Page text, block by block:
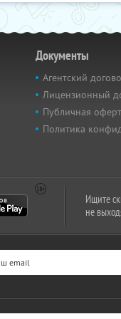
Документы
Агентский
Лицензионный
Публичная
Политика
Ищите
не